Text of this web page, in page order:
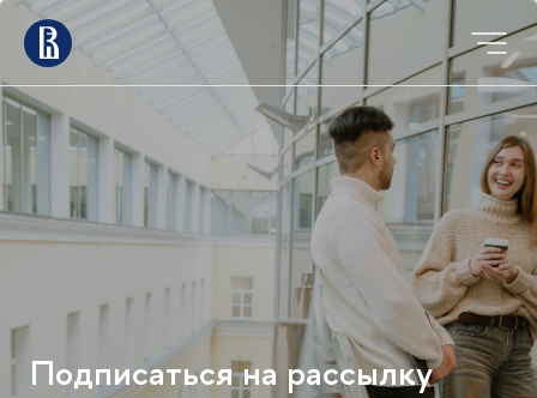
Подписаться на рассылку